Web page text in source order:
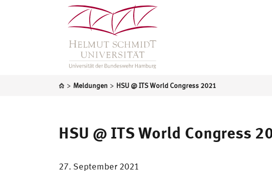
> Meldungen > HSU @ ITS World Congress 2021
HSU @ ITS World Congress
27. September 2021